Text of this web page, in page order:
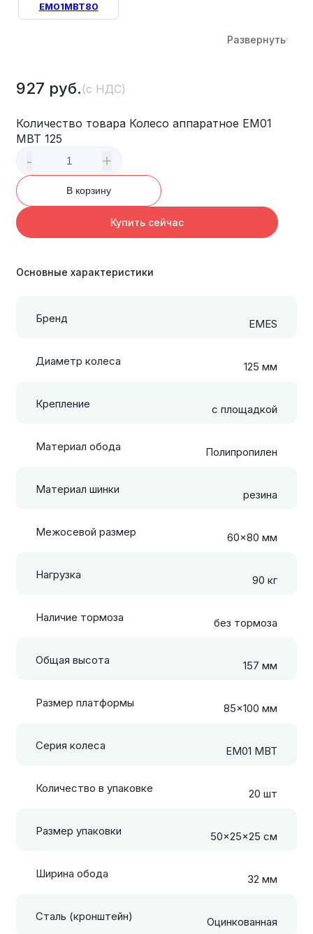
927 руб. (с НДС)
Количество товара Колесо аппаратное EM01
MBT 125
- +
В корзину
Купить сейчас
EM01MBT80
Развернуть
Основные характеристики
Бренд EMES
Диаметр колеса 125 мм
Крепление с площадкой
Материал обода Полипропилен
Материал шинки резина
Межосевой размер 60×80 мм
Нагрузка 90 кг
Наличие тормоза без тормоза
Общая высота 157 мм
Размер платформы 85×100 мм
Серия колеса EM01 MBT
Количество в упаковке 20 шт
Размер упаковки 50x25x25 см
Ширина обода 32 мм
Сталь (кронштейн) Оцинкованная